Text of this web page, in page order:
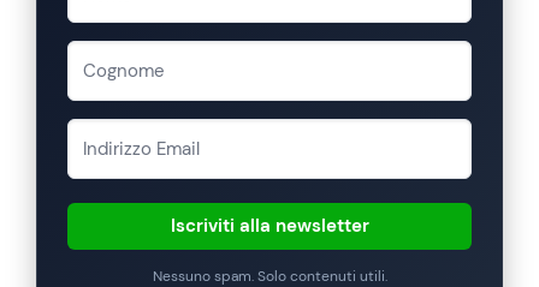
Iscriviti alla newsletter
Nessuno spam. Solo contenuti utili.